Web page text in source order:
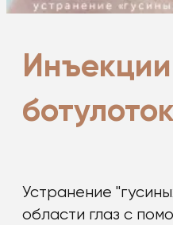
Инъекции
Устранение
области глаз с